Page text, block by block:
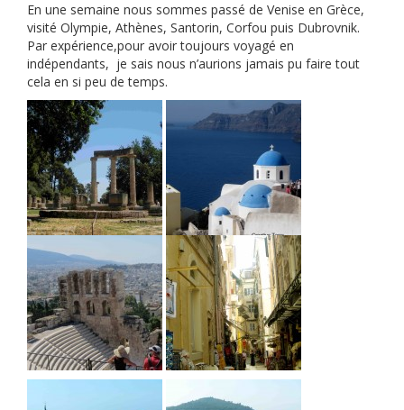
En une semaine nous sommes passé de Venise en Grèce,
visité Olympie, Athènes, Santorin, Corfou puis Dubrovnik.
Par expérience,pour avoir toujours voyagé en
indépendants, je sais nous n’aurions jamais pu faire tout
cela en si peu de temps.